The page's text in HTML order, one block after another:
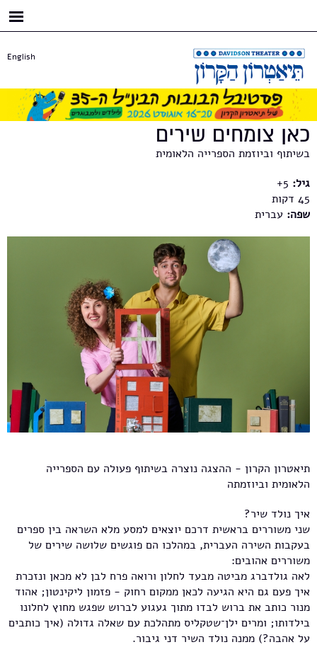
English
כאן צומחים שירים
בשיתוף וביוזמת הספרייה הלאומית
גיל: 5+
45
שפה: עברית
תיאטרון הקרון - ההצגה נוצרה בשיתוף פעולה עם הספרייה
הלאומית וביוזמתה
איך נולד שיר?
שני משוררים בראשית דרכם יוצאים למסע מלא השראה בין ספרים
בעקבות השירה העברית, במהלכו הם פוגשים שלושה שירים של
משוררים אהובים:
לאה גולדברג מביטה מבעד לחלון ורואה פרח לבן לא מכאן ונזכרת
איך פעם גם היא הגיעה לכאן ממקום רחוק - פזמון ליקינטון; אהוד
מנור כותב את ברוש לבדו מתוך געגוע לברוש שפגש מחוץ לחלונו
בילדותו; ומרים ילן־שטקליס מתהלכת עם שאלה גדולה (איך כותבים
על אהבה?) ממנה נולד השיר דני גיבור.